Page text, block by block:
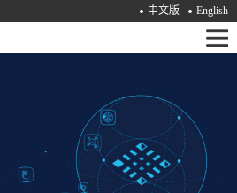
中文版 English